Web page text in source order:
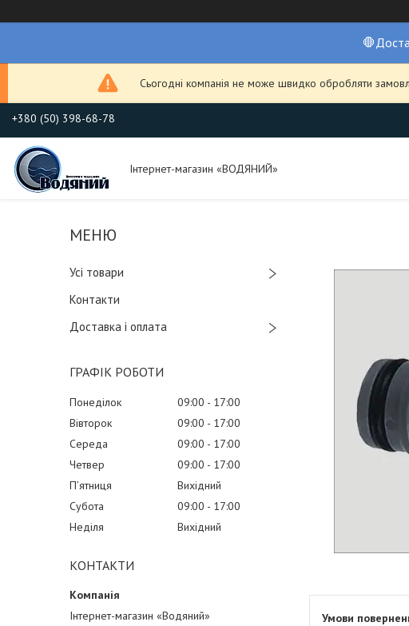
Сьогодні компанія не може швидко обробляти
+380 (50) 398-68-78
Інтернет-магазин «ВОДЯНИЙ»
Усі товари
Контакти
Доставка і оплата
ГРАФІК РОБОТИ
Понеділок 09:00
17:00
Вівторок
09:00
17:00
Середа
09:00
17:00
Четвер
09:00
17:00
Пʼятниця
Вихідний
Субота
09:00
17:00
Неділя
Вихідний
КОНТАКТИ
Інтернет-магазин «Водяний»